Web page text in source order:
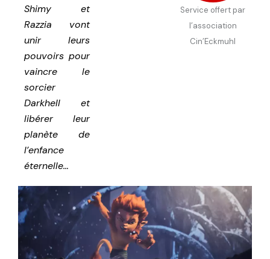
Shimy et
Razzia vont
unir leurs
pouvoirs pour
vaincre le
sorcier
Darkhell et
libérer leur
planète de
l’enfance
éternelle…
Service offert par
l’association
Cin’Eckmuhl